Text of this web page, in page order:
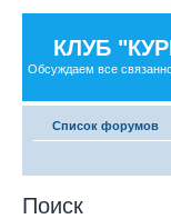
КЛУБ
Обсуждаем все
Список форумов
Поиск